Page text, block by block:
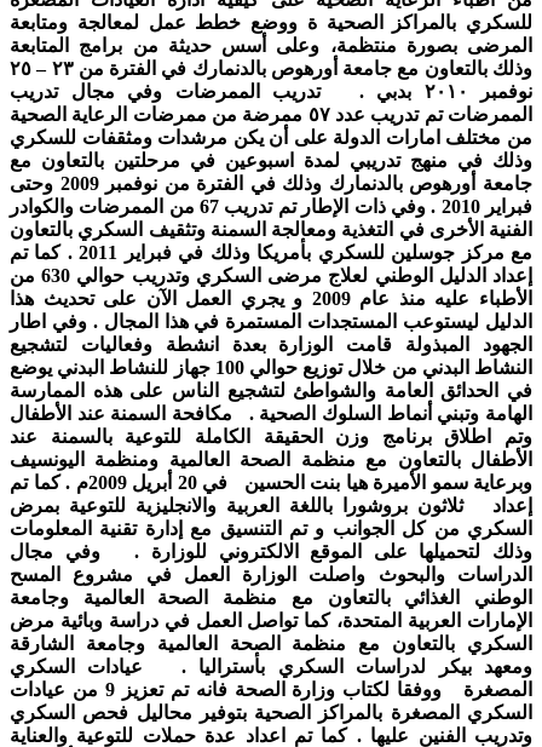
للسكري بالمراكز الصحية ة ووضع خطط عمل لمعالجة ومتابعة
المرضى بصورة منتظمة، وعلى أسس حديثة من برامج المتابعة
وذلك بالتعاون مع جامعة أورهوص بالدنمارك في الفترة من ٢٣ – ٢٥
نوفمبر ٢٠١٠ بدبي . تدريب الممرضات وفي مجال تدريب
الممرضات تم تدريب عدد ٥٧ ممرضة من ممرضات الرعاية الصحية
من مختلف امارات الدولة على أن يكن مرشدات ومثقفات للسكري
وذلك في منهج تدريبي لمدة اسبوعين في مرحلتين بالتعاون مع
جامعة أورهوص بالدنمارك وذلك في الفترة من نوفمبر 2009 وحتى
فبراير 2010 . وفي ذات الإطار تم تدريب 67 من الممرضات والكوادر
الفنية الأخرى في التغذية ومعالجة السمنة وتثقيف السكري بالتعاون
مع مركز جوسلين للسكري بأمريكا وذلك في فبراير 2011 . كما تم
إعداد الدليل الوطني لعلاج مرضى السكري وتدريب حوالي 630 من
الأطباء عليه منذ عام 2009 و يجري العمل الآن على تحديث هذا
الدليل ليستوعب المستجدات المستمرة في هذا المجال . وفي اطار
الجهود المبذولة قامت الوزارة بعدة انشطة وفعاليات لتشجيع
النشاط البدني من خلال توزيع حوالي 100 جهاز للنشاط البدني يوضع
في الحدائق العامة والشواطئ لتشجيع الناس على هذه الممارسة
الهامة وتبني أنماط السلوك الصحية . مكافحة السمنة عند الأطفال
وتم اطلاق برنامج وزن الحقيقة الكاملة للتوعية بالسمنة عند
الأطفال بالتعاون مع منظمة الصحة العالمية ومنظمة اليونسيف
وبرعاية سمو الأميرة هيا بنت الحسين في 20 أبريل 2009م . كما تم
إعداد ثلاثون بروشورا باللغة العربية والانجليزية للتوعية بمرض
السكري من كل الجوانب و تم التنسيق مع إدارة تقنية المعلومات
وذلك لتحميلها على الموقع الالكتروني للوزارة . وفي مجال
الدراسات والبحوث واصلت الوزارة العمل في مشروع المسح
الوطني الغذائي بالتعاون مع منظمة الصحة العالمية وجامعة
الإمارات العربية المتحدة، كما تواصل العمل في دراسة وبائية مرض
السكري بالتعاون مع منظمة الصحة العالمية وجامعة الشارقة
ومعهد بيكر لدراسات السكري بأستراليا . عيادات السكري
المصغرة ووفقا لكتاب وزارة الصحة فانه تم تعزيز 9 من عيادات
السكري المصغرة بالمراكز الصحية بتوفير محاليل فحص السكري
وتدريب الفنين عليها . كما تم اعداد عدة حملات للتوعية والعناية